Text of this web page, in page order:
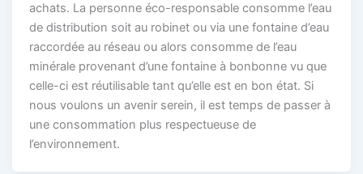
achats. La personne éco-responsable consomme l’eau
de distribution soit au robinet ou via une fontaine d’eau
raccordée au réseau ou alors consomme de l’eau
minérale provenant d’une fontaine à bonbonne vu que
celle-ci est réutilisable tant qu’elle est en bon état. Si
nous voulons un avenir serein, il est temps de passer à
une consommation plus respectueuse de
l’environnement.